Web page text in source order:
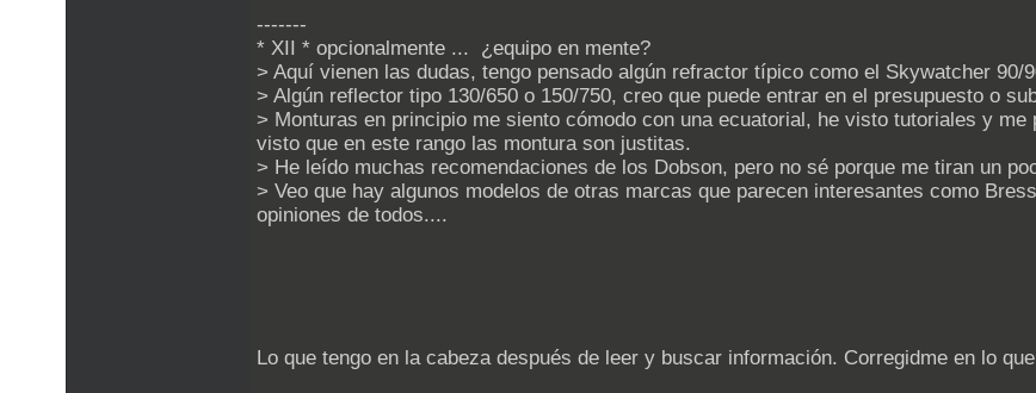
-------
* XII * opcionalmente ... ¿equipo en mente?
> Aquí vienen las dudas, tengo pensado algún refractor típico como el Skywatcher 90/
> Algún reflector tipo 130/650 o 150/750, creo que puede entrar en el presupuesto o
> Monturas en principio me siento cómodo con una ecuatorial, he visto tutoriales y
visto que en este rango las montura son justitas.
> He leído muchas recomendaciones de los Dobson, pero no sé porque me tiran un
> Veo que hay algunos modelos de otras marcas que parecen interesantes como
opiniones de todos....
Lo que tengo en la cabeza después de leer y buscar información. Corregidme en lo